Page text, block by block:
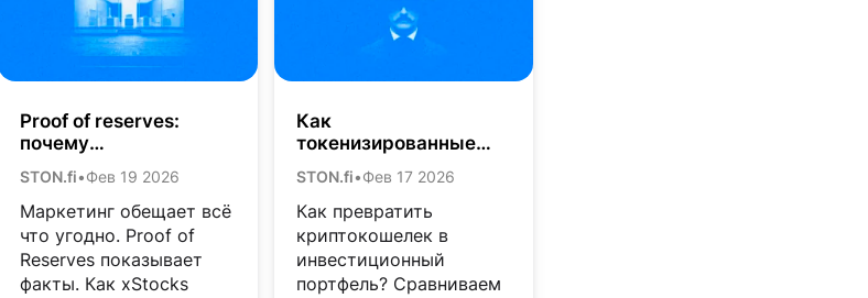
Proof of reserves:
почему
подтверждение
резервов в ончейне
важнее красивых
слайдов
STON.fi•Фев 19 2026
Маркетинг обещает всё
что угодно. Proof of
Reserves показывает
факты. Как xStocks
Как
токенизированные
активы незаметно
вытесняют
традиционных
брокеров
STON.fi•Фев 17 2026
Как превратить
криптокошелек в
инвестиционный
портфель? Сравниваем